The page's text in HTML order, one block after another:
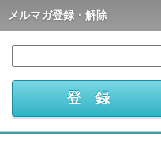
メルマガ登録・解除